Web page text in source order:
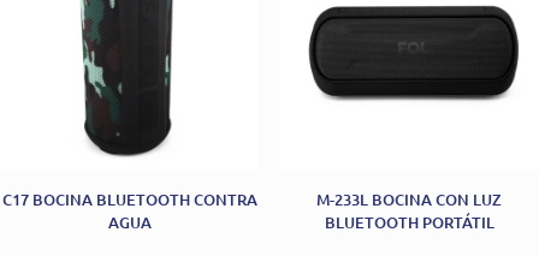
C17 BOCINA BLUETOOTH CONTRA
AGUA
M-233L BOCINA CON LUZ
BLUETOOTH PORTÁTIL